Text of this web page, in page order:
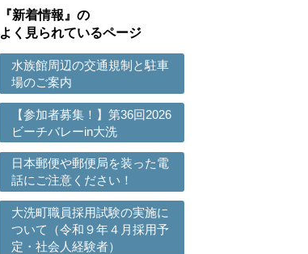
『新着情報』の
よく見られているページ
水族館周辺の交通規制と駐車
場のご案内
【参加者募集！】第36回2026
ビーチバレーin大洗
日本郵便や郵便局を装った電
話にご注意ください！
大洗町職員採用試験の実施に
ついて（令和９年４月採用予
定・社会人経験者）